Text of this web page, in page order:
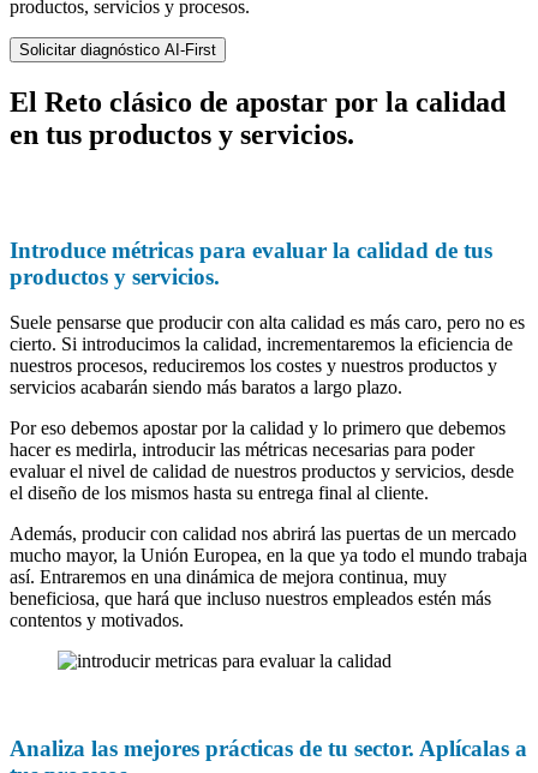
productos, servicios y procesos.
Solicitar diagnóstico AI-First
El Reto clásico de apostar por la calidad
en tus productos y servicios.
Introduce métricas para evaluar la calidad de tus
productos y servicios.
Suele pensarse que producir con alta calidad es más caro, pero no es
cierto. Si introducimos la calidad, incrementaremos la eficiencia de
nuestros procesos, reduciremos los costes y nuestros productos y
servicios acabarán siendo más baratos a largo plazo.
Por eso debemos apostar por la calidad y lo primero que debemos
hacer es medirla, introducir las métricas necesarias para poder
evaluar el nivel de calidad de nuestros productos y servicios, desde
el diseño de los mismos hasta su entrega final al cliente.
Además, producir con calidad nos abrirá las puertas de un mercado
mucho mayor, la Unión Europea, en la que ya todo el mundo trabaja
así. Entraremos en una dinámica de mejora continua, muy
beneficiosa, que hará que incluso nuestros empleados estén más
contentos y motivados.
Analiza las mejores prácticas de tu sector. Aplícalas a